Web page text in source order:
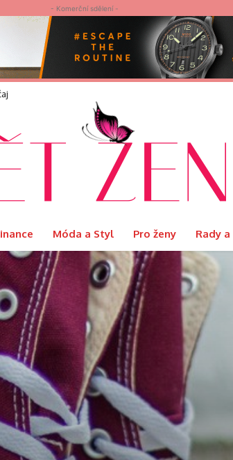
- Komerční sdělení -
Móda a Styl Pro ženy Rady